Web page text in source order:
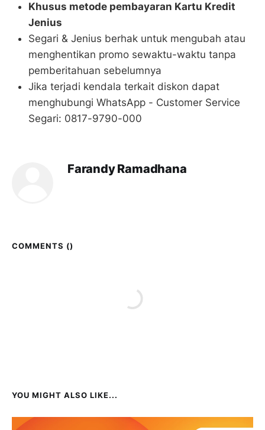
Khusus metode pembayaran Kartu Kredit
Jenius
Segari & Jenius berhak untuk mengubah atau
menghentikan promo sewaktu-waktu tanpa
pemberitahuan sebelumnya
Jika terjadi kendala terkait diskon dapat
menghubungi WhatsApp - Customer Service
Segari: 0817-9790-000
Farandy Ramadhana
COMMENTS ()
YOU MIGHT ALSO LIKE...